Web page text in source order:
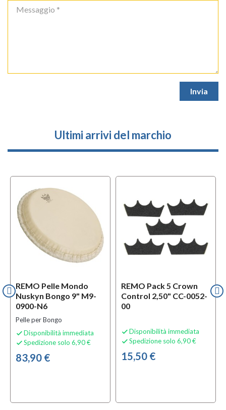
Ultimi arrivi del marchio
REMO Pelle Mondo
Nuskyn Bongo 9" M9-
0900-N6
Pelle per Bongo
 Disponibilità immediata
 Spedizione solo 6,90 €
83,90 €
REMO Pack 5 Crown
Control 2,50" CC-0052-
00
 Disponibilità immediata
 Spedizione solo 6,90 €
15,50 €